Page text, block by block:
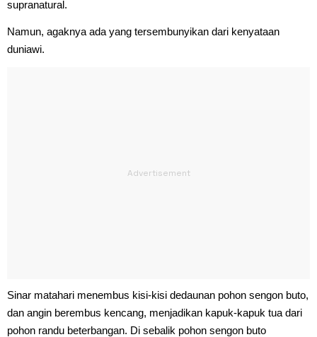
supranatural.
Namun, agaknya ada yang tersembunyikan dari kenyataan
duniawi.
Sinar matahari menembus kisi-kisi dedaunan pohon sengon buto,
dan angin berembus kencang, menjadikan kapuk-kapuk tua dari
pohon randu beterbangan. Di sebalik pohon sengon buto